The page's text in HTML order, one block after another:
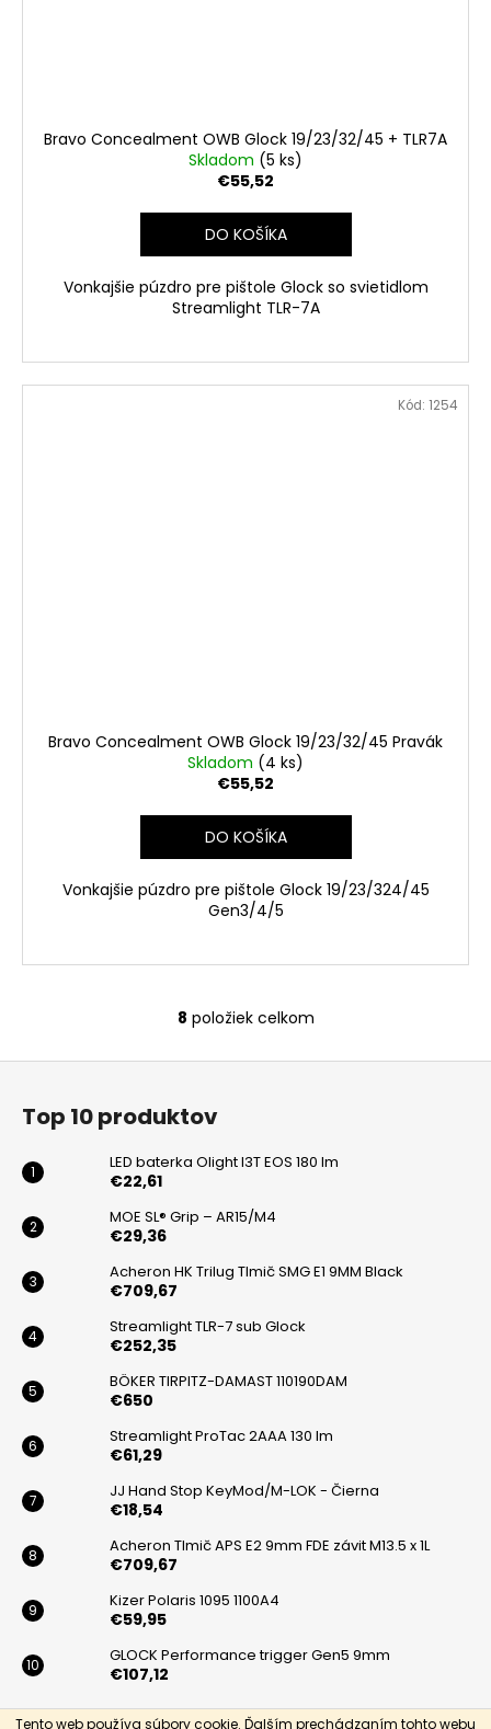
Tento web používa súbory cookie. Ďalším prechádzaním tohto webu
Bravo Concealment OWB Glock 19/23/32/45 + TLR7A
Skladom (5 ks)
€55,52
DO KOŠÍKA
Vonkajšie púzdro pre pištole Glock so svietidlom
Streamlight TLR-7A
Bravo Concealment OWB Glock 19/23/32/45 Pravák
Skladom (4 ks)
€55,52
DO KOŠÍKA
Vonkajšie púzdro pre pištole Glock 19/23/324/45
Gen3/4/5
Kód: 1254
O
c
e
r
k
y
ý
i
u
8 položiek celkom
Z
Top 10 produktov
LED baterka Olight I3T EOS 180 lm
€22,61
MOE SL® Grip – AR15/M4
€29,36
Acheron HK Trilug Tlmič SMG E1 9MM Black
€709,67
Streamlight TLR-7 sub Glock
€252,35
BÖKER TIRPITZ-DAMAST 110190DAM
€650
Streamlight ProTac 2AAA 130 lm
€61,29
JJ Hand Stop KeyMod/M-LOK - Čierna
€18,54
Acheron Tlmič APS E2 9mm FDE závit M13.5 x 1L
€709,67
Kizer Polaris 1095 1100A4
€59,95
GLOCK Performance trigger Gen5 9mm
€107,12